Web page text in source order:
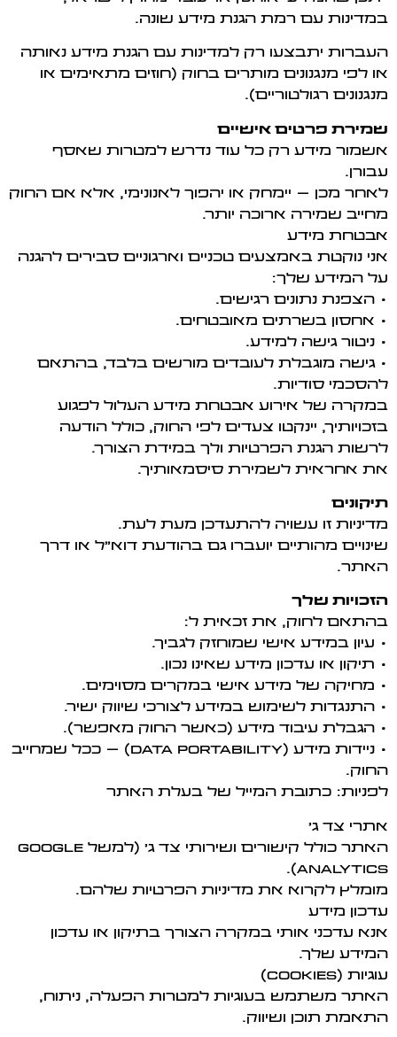
במדינות עם רמת הגנת מידע שונה.
העברות יתבצעו רק למדינות עם הגנת מידע נאותה
או לפי מנגנונים מותרים בחוק (חוזים מתאימים או
מנגנונים רגולטוריים).
שמירת פרטים אישיים
אשמור מידע רק כל עוד נדרש למטרות שאסף
עבורן.
לאחר מכן – יימחק או יהפוך לאנונימי, אלא אם החוק
מחייב שמירה ארוכה יותר.
אבטחת מידע
אני נוקטת באמצעים טכניים וארגוניים סבירים להגנה
על המידע שלך:
• הצפנת נתונים רגישים.
• אחסון בשרתים מאובטחים.
• ניטור גישה למידע.
• גישה מוגבלת לעובדים מורשים בלבד, בהתאם
להסכמי סודיות.
במקרה של אירוע אבטחת מידע העלול לפגוע
בזכויותיך, יינקטו צעדים לפי החוק, כולל הודעה
לרשות הגנת הפרטיות ולך במידת הצורך.
את אחראית לשמירת סיסמאותיך.
תיקונים
מדיניות זו עשויה להתעדכן מעת לעת.
שינויים מהותיים יועברו גם בהודעת דוא"ל או דרך
האתר.
הזכויות שלך
בהתאם לחוק, את זכאית ל:
• עיון במידע אישי שמוחזק לגביך.
• תיקון או עדכון מידע שאינו נכון.
• מחיקה של מידע אישי במקרים מסוימים.
• התנגדות לשימוש במידע לצורכי שיווק ישיר.
• הגבלת עיבוד מידע (כאשר החוק מאפשר).
• ניידות מידע (Data Portability) – ככל שמחייב
החוק.
לפניות: כתובת המייל של בעלת האתר
אתרי צד ג'
האתר כולל קישורים ושירותי צד ג' (למשל Google
Analytics).
מומלץ לקרוא את מדיניות הפרטיות שלהם.
עדכון מידע
אנא עדכני אותי במקרה הצורך בתיקון או עדכון
המידע שלך.
עוגיות (Cookies)
האתר משתמש בעוגיות למטרות הפעלה, ניתוח,
התאמת תוכן ושיווק.